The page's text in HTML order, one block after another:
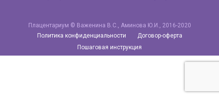
Плацентариум © Важенина В.С., Аминова Ю.И., 2016-2020
Политика конфиденциальности
Договор-оферта
Пошаговая инструкция